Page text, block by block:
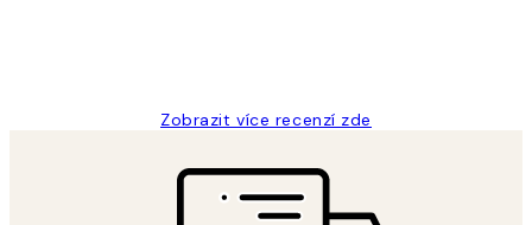
Zobrazit více recenzí zde